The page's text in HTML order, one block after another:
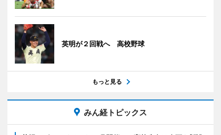
英明が２回戦へ 高校野球
もっと見る
みん経トピックス